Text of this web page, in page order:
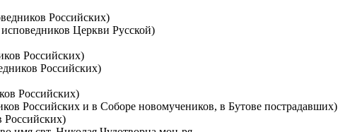
Российских)
Церкви Русской)
Российских)
Российских)
Российских)
Российских и в Соборе новомучеников, в Бутове пострадавших)
Российских)